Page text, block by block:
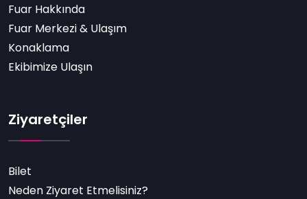
Fuar Hakkında
Fuar Merkezi & Ulaşım
Konaklama
Ekibimize Ulaşın
Ziyaretçiler
Bilet
Neden Ziyaret Etmelisiniz?